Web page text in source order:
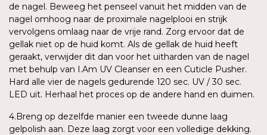
de nagel. Beweeg het penseel vanuit het midden van de
nagel omhoog naar de proximale nagelplooi en strijk
vervolgens omlaag naar de vrije rand. Zorg ervoor dat de
gellak niet op de huid komt. Als de gellak de huid heeft
geraakt, verwijder dit dan voor het uitharden van de nagel
met behulp van I.Am UV Cleanser en een Cuticle Pusher.
Hard alle vier de nagels gedurende 120 sec. UV / 30 sec.
LED uit. Herhaal het proces op de andere hand en duimen.
4.Breng op dezelfde manier een tweede dunne laag
gelpolish aan. Deze laag zorgt voor een volledige dekking.